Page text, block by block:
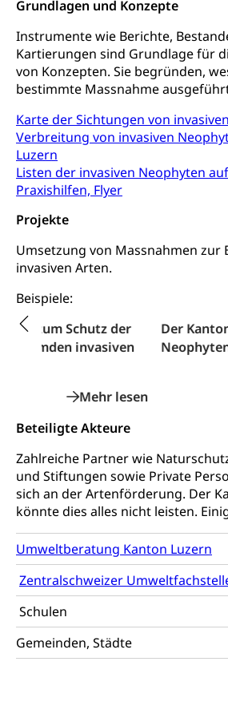
Grundlagen und Konzepte
Instrumente wie Berichte,
Kartierungen sind Grundlage für
von Konzepten. Sie begründen,
bestimmte Massnahme
Karte der Sichtungen von
Verbreitung von invasiven
Luzern
Listen der invasiven Neophyten
Praxishilfen, Flyer
Projekte
Umsetzung von Massnahmen zur
invasiven Arten.
Beispiele:
der
invasiven
Der Kanton Luzern
Neophytensack
Beteiligte Akteure
Zahlreiche Partner wie
und Stiftungen sowie Private
sich an der Artenförderung. Der
könnte dies alles nicht leisten.
Umweltberatung Kanton Luzern
Zentralschweizer
Schulen
Gemeinden, Städte
Zentrum für
Fachklasse
Kantonale
Primarschule
Sekundarschule
Schulpflicht
Kindergarten &
Früherziehung
Schulliste
Freiwilliger
Stipendien und Darlehen
Studienbeihilfe, Stipendien,
Stipendien Universität
Finanzielle Unterstützung
Pflege HF oder Studium
Fachstelle Stipendien
Studienbeiträge Höhere
Finanzielle Unterstützung
Stipendien Hochschule
Universität
Technische Hochschule, Studium,
Hochschulstudium,
universitäre Ausbildung,
Hochschulbildung, Hochschule,
Hochschule, Bachelor, Master,
Weiterbildung, Forschung,
Dienstleistungen, Hochschule Luzern,
Pädagogische Hochschule Luzern,
Hochschulen)
Fachstelle
Vorschule
Kindertagesstätte, Spielgruppe,
Freiwilliges Kindergarten Jahr
Freiwilliges
Frühe
Kindergarten &
Frühe
Konsumentenschutz
Konsumentenrechte,
Preisüberwachung,
Konsumentenorganisation,
internationale Erschöpfung,
Cassis-deDijon-Prinzip
Krankenversicherung
Unfallversicherung,
Krankheit, Unfall,
Krankenkasse